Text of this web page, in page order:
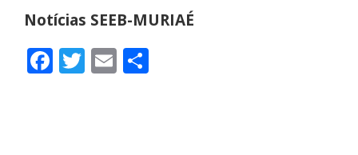
Notícias SEEB-MURIAÉ
Facebook
Twitter
Email